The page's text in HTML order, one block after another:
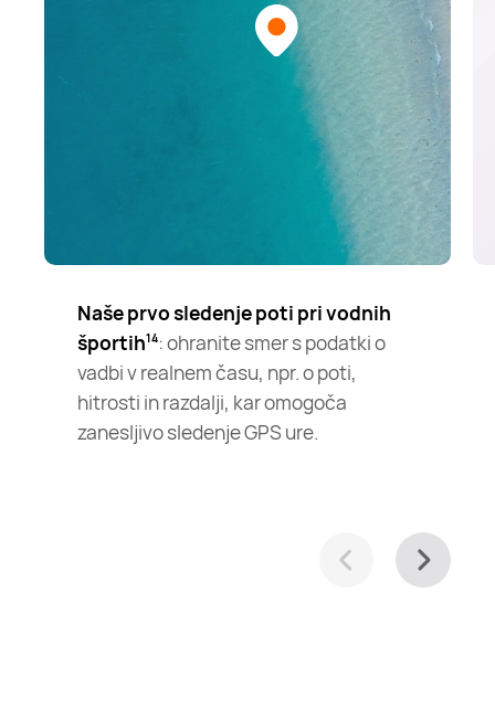
Naše prvo sledenje poti pri vodnih
športih14: ohranite smer s podatki o
vadbi v realnem času, npr. o poti,
hitrosti in razdalji, kar omogoča
zanesljivo sledenje GPS ure.